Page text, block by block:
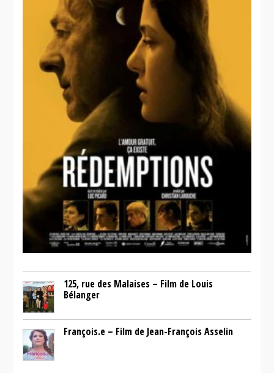
125, rue des Malaises – Film de Louis
Bélanger
François.e – Film de Jean-François Asselin